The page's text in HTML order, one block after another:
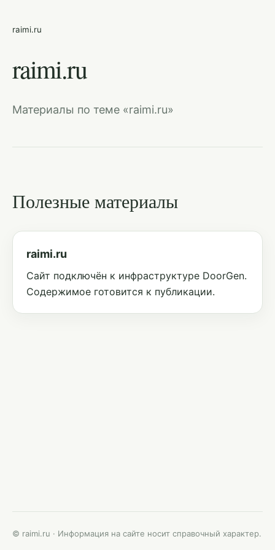
raimi.ru
raimi.ru
Материалы по теме «raimi.ru»
Полезные материалы
raimi.ru
Сайт подключён к инфраструктуре DoorGen.
Содержимое готовится к публикации.
© raimi.ru · Информация на сайте носит справочный характер.